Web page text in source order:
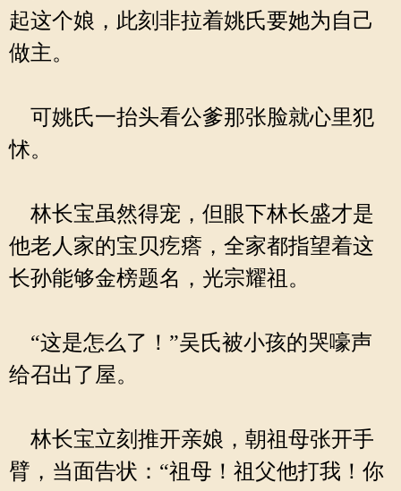
起这个娘，此刻非拉着姚氏要她为自己
做主。
可姚氏一抬头看公爹那张脸就心里犯
怵。
林长宝虽然得宠，但眼下林长盛才是
他老人家的宝贝疙瘩，全家都指望着这
长孙能够金榜题名，光宗耀祖。
“这是怎么了！”吴氏被小孩的哭嚎声
给召出了屋。
林长宝立刻推开亲娘，朝祖母张开手
臂，当面告状：“祖母！祖父他打我！你